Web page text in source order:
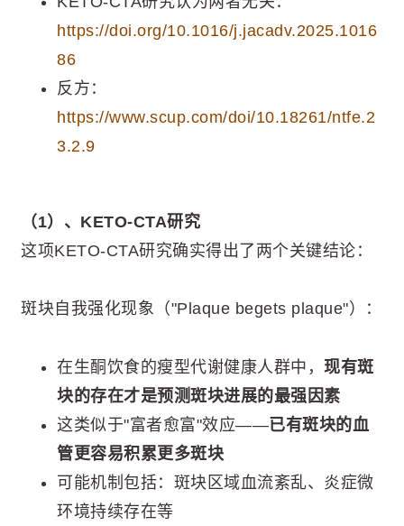
https://doi.org/10.1016/j.jacadv.2025.1016
86
反方：
https://www.scup.com/doi/10.18261/ntfe.2
3.2.9
（1）、KETO-CTA研究
这项KETO-CTA研究确实得出了两个关键结论：
斑块自我强化现象（"Plaque begets plaque"）：
在生酮饮食的瘦型代谢健康人群中， 现有斑
块的存在才是预测斑块进展的最强因素
这类似于"富者愈富"效应——已有斑块的血
管更容易积累更多斑块
可能机制包括：斑块区域血流紊乱、炎症微
环境持续存在等